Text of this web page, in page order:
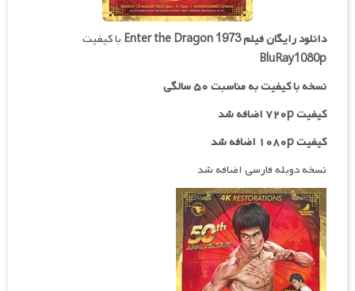
دانلود رایگان فیلمEnter the Dragon 1973 با کیفیت
BluRay1080p
نسخه با کیفیت به مناسبت ۵۰ سالگی
کیفیت ۷۲۰p اضافه شد
کیفیت ۱۰۸۰p اضافه شد
نسخه دوبله فارسی اضافه شد